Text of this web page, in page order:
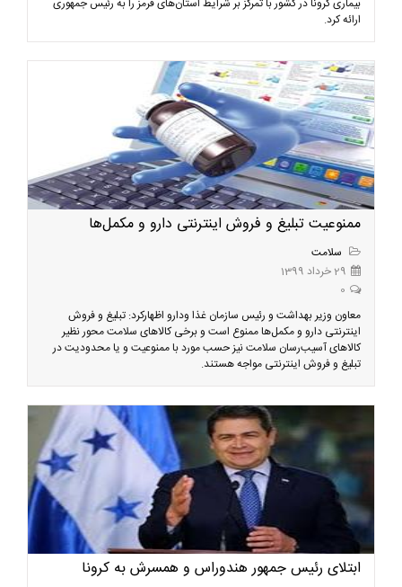
بیماری کرونا در کشور با تمرکز بر شرایط استان‌های قرمز را به رئیس جمهوری
ارائه کرد.
ممنوعیت تبلیغ و فروش اینترنتی دارو و مکمل‌ها
سلامت
29 خرداد 1399
0
معاون وزیر بهداشت و رئیس سازمان غذا ودارو اظهارکرد: تبلیغ و فروش
اینترنتی دارو و مکمل‌ها ممنوع است و برخی کالاهای سلامت محور نظیر
کالاهای آسیب‌رسان سلامت نیز حسب مورد با ممنوعیت و یا محدودیت در
تبلیغ و فروش اینترنتی مواجه هستند.
ابتلای رئیس جمهور هندوراس و همسرش به کرونا